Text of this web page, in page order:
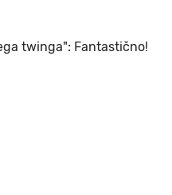
twinga": Fantastično!